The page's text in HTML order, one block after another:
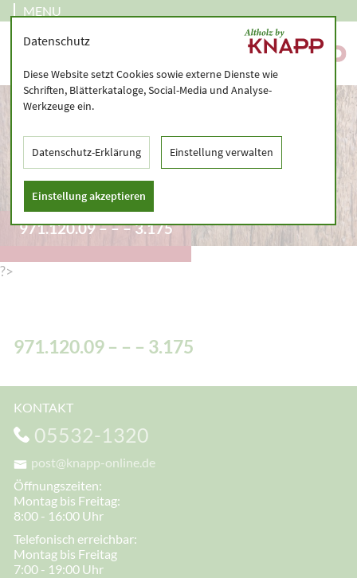
MENU
971.120.09 – – – 3.175
?>
971.120.09 – – – 3.175
KONTAKT
05532-1320
post@knapp-online.de
Öffnungszeiten:
Montag bis Freitag:
8:00 - 16:00 Uhr
Telefonisch erreichbar:
Montag bis Freitag
7:00 - 19:00 Uhr
Datenschutz
Diese Website setzt Cookies sowie externe Dienste wie
Schriften, Blätterkataloge, Social-Media und Analyse-
Werkzeuge ein.
Datenschutz-Erklärung Einstellung verwalten
Einstellung akzeptieren